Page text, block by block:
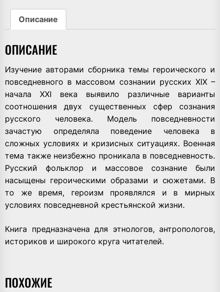
Описание
ОПИСАНИЕ
Изучение авторами сборника темы героического и
повседневного в массовом сознании русских XIX –
начала XXI века выявило различные варианты
соотношения двух существенных сфер сознания
русского человека. Модель повседневности
зачастую определяла поведение человека в
сложных условиях и кризисных ситуациях. Военная
тема также неизбежно проникала в повседневность.
Русский фольклор и массовое сознание были
насыщены героическими образами и сюжетами. В
то же время, героизм проявлялся и в мирных
условиях повседневной крестьянской жизни.
Книга предназначена для этнологов, антропологов,
историков и широкого круга читателей.
ПОХОЖИЕ